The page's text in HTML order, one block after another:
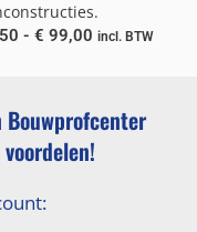
- € 99,00 incl. BTW